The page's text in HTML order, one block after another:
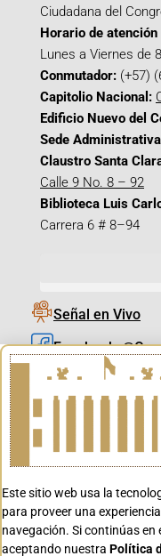
Ciudadana del
Horario de
Lunes a Viernes de
Conmutador: (+57)
Capitolio Nacional:
Edificio Nuevo del
Sede
Claustro Santa
Calle 9 No. 8 – 92
Biblioteca Luis
Carrera 6 # 8–94
Señal en Vivo
Este sitio web usa la
para proveer una
navegación. Si continúas en
aceptando nuestra Política